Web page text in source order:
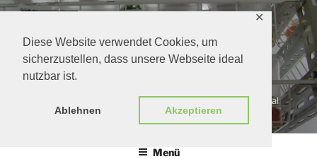
Diese Website verwendet Cookies, um
sicherzustellen, dass unsere Webseite ideal
nutzbar ist.
Ablehnen Akzeptieren
✕
Zum
springen
G-PDA.®
gärtners persönlicher digitaler assistent | growers personal
digital assistant
Menü